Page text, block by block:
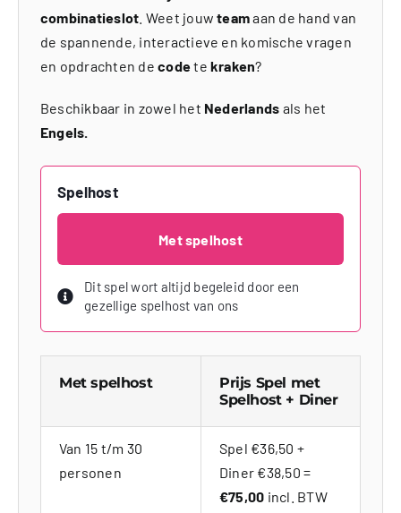
combinatieslot . Weet jouwteamaan de hand van
de spannende, interactieve en komische vragen
en opdrachten decodetekraken?
Beschikbaar in zowel het Nederlands als het
Engels.
Spelhost
Met spelhost
Dit spel wort altijd begeleid door een
gezellige spelhost van ons
Met spelhost
Prijs Spel met
Spelhost + Diner
Van 15 t/m 30
personen
Spel €36,50 +
Diner €38,50 =
€75,00 incl. BTW